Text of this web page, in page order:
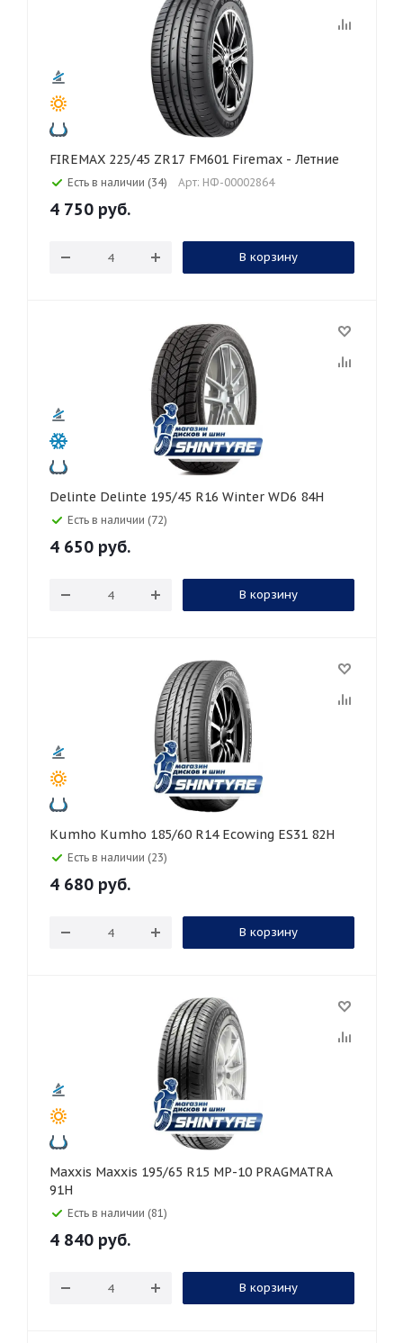
FIREMAX 225/45 ZR17 FM601 Firemax - Летние
Есть в наличии (34) Арт: НФ-00002864
4 750 руб.
В корзину
Delinte Delinte 195/45 R16 Winter WD6 84H
Есть в наличии (72)
4 650 руб.
В корзину
Kumho Kumho 185/60 R14 Ecowing ES31 82H
Есть в наличии (23)
4 680 руб.
В корзину
Maxxis Maxxis 195/65 R15 MP-10 PRAGMATRA
91H
Есть в наличии (81)
4 840 руб.
В корзину